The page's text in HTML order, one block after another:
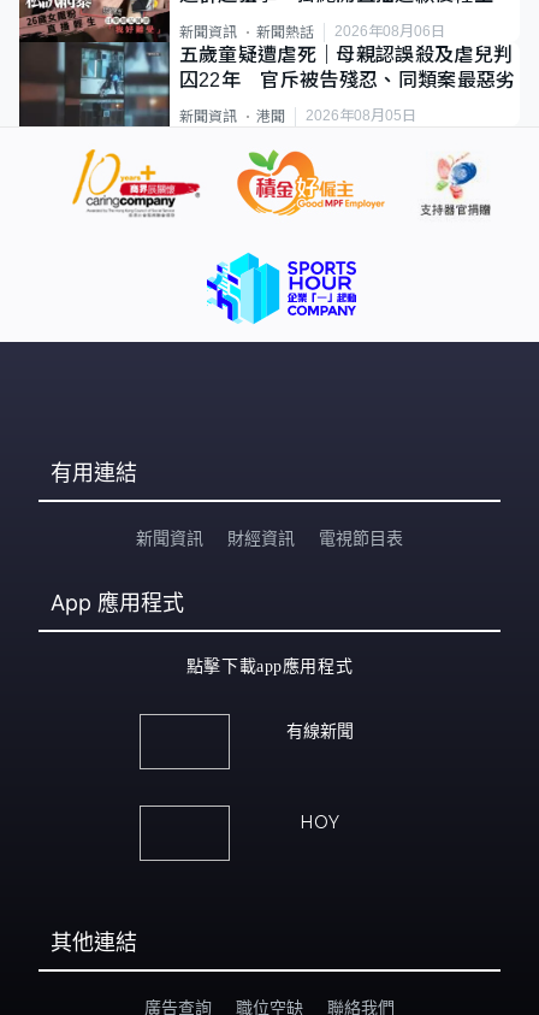
新聞資訊 新聞熱話 2026年08月06日
五歲童疑遭虐死｜母親認誤殺及虐兒判
囚22年 官斥被告殘忍、同類案最惡劣
新聞資訊 港聞 2026年08月05日
有用連結
新聞資訊 財經資訊 電視節目表
App 應用程式
點擊下載app應用程式
有線新聞
HOY
其他連結
廣告查詢 職位空缺 聯絡我們